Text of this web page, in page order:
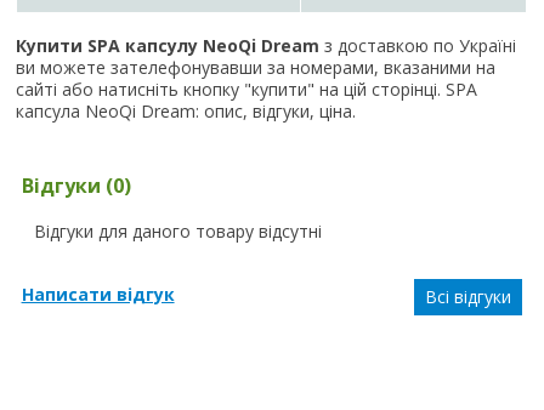
Купити SPA капсулу NeoQi Dreamз доставкою по Україні
ви можете зателефонувавши за номерами, вказаними на
сайті або натисніть кнопку "купити" на цій сторінці. SPA
капсула NeoQi Dream: опис, відгуки, ціна.
Відгуки (0)
Відгуки для даного товару відсутні
Написати відгук Всі відгуки